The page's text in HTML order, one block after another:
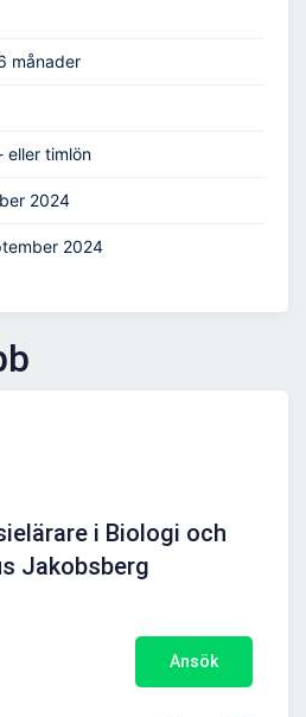
månader
eller timlön
2024
2024
i Biologi och
Jakobsberg
Ansök